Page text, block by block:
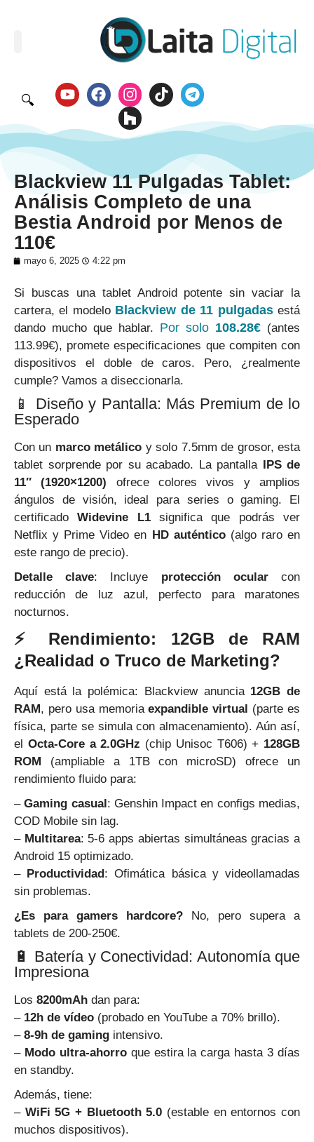
🔍
Blackview 11 Pulgadas Tablet:
Análisis Completo de una
Bestia Android por Menos de
110€
mayo 6, 2025 4:22 pm
Si buscas una tablet Android potente sin vaciar la
cartera, el modelo Blackview de 11 pulgadasestá
dando mucho que hablar. Por solo 108.28€ (antes
113.99€), promete especificaciones que compiten con
dispositivos el doble de caros. Pero, ¿realmente
cumple? Vamos a diseccionarla.
📱 Diseño y Pantalla: Más Premium de lo
Esperado
Con un marco metálico y solo 7.5mm de grosor, esta
tablet sorprende por su acabado. La pantalla
IPS de
11″ (1920×1200) ofrece colores vivos y amplios
ángulos de visión, ideal para series o gaming. El
certificadoWidevine L1significa que podrás ver
Netflix y Prime Video en HD auténtico(algo raro en
este rango de precio).
Detalle clave: Incluye protección ocularcon
reducción de luz azul, perfecto para maratones
nocturnos.
⚡ Rendimiento: 12GB de RAM
¿Realidad o Truco de Marketing?
Aquí está la polémica: Blackview anuncia 12GB de
RAM , pero usa memoriaexpandible virtual (parte es
física, parte se simula con almacenamiento). Aún así,
el Octa-Core a 2.0GHz (chip Unisoc T606) + 128GB
ROM
(ampliable a 1TB con microSD) ofrece un
rendimiento fluido para:
–Gaming casual : Genshin Impact en configs medias,
COD Mobile sin lag.
– Multitarea: 5-6 apps abiertas simultáneas gracias a
Android 15 optimizado.
– Productividad : Ofimática básica y videollamadas
sin problemas.
¿Es para gamers hardcore? No, pero supera a
tablets de 200-250€.
🔋 Batería y Conectividad: Autonomía que
Impresiona
Los 8200mAh dan para:
– 12h de vídeo (probado en YouTube a 70% brillo).
– 8-9h de gaming intensivo.
– Modo ultra-ahorroque estira la carga hasta 3 días
en standby.
Además, tiene:
– WiFi 5G + Bluetooth 5.0 (estable en entornos con
muchos dispositivos).